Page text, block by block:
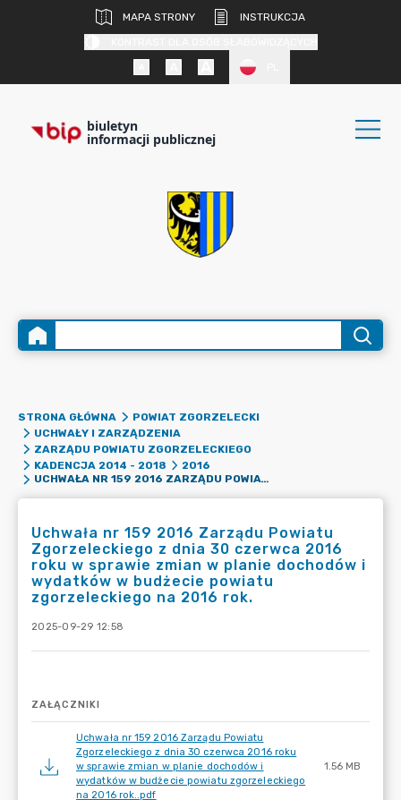
MAPA STRONY
INSTRUKCJA
biuletyn
informacji publicznej
STRONA GŁÓWNA
POWIAT ZGORZELECKI
UCHWAŁY I ZARZĄDZENIA
ZARZĄDU POWIATU ZGORZELECKIEGO
KADENCJA 2014 - 2018
2016
UCHWAŁA NR 159 2016 ZARZĄDU POWIATU ZGORZELECKIEGO Z DNIA 30 CZERWCA 2016 ROKU W SPRAWIE ZMIAN W PLANIE DOCHODÓW I WYDATKÓW W BUDŻECIE POWIATU ZGORZELECKIEGO NA 2016 ROK.
Uchwała nr 159 2016 Zarządu Powiatu
Zgorzeleckiego z dnia 30 czerwca 2016
roku w sprawie zmian w planie dochodów i
wydatków w budżecie powiatu
zgorzeleckiego na 2016 rok.
2025-09-29 12:58
ZAŁĄCZNIKI
Uchwała nr 159 2016 Zarządu Powiatu
Zgorzeleckiego z dnia 30 czerwca 2016 roku
w sprawie zmian w planie dochodów i
wydatków w budżecie powiatu zgorzeleckiego
na 2016 rok..pdf
1.56 MB